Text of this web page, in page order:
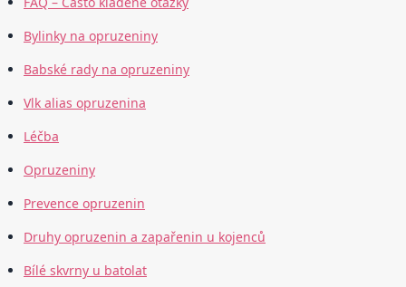
Bylinky na opruzeniny
Babské rady na opruzeniny
Vlk alias opruzenina
Léčba
Opruzeniny
Prevence opruzenin
Druhy opruzenin a zapařenin u kojenců
Bílé skvrny u batolat